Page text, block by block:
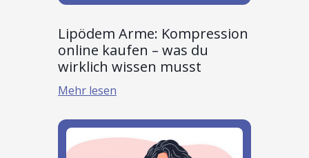
Lipödem Arme: Kompression
online kaufen – was du
wirklich wissen musst
Mehr lesen